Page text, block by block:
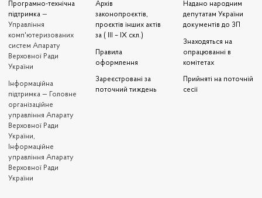
Програмно-технічна
підтримка —
Управління
комп'ютеризованих
систем Апарату
Верховної Ради
України
Iнформаційна
підтримка — Головне
організаційне
управління Апарату
Верховної Ради
України,
Інформаційне
управління Апарату
Верховної Ради
України
Архів
законопроєктів,
проєктів інших актів
за ( III – IX скл.)
Правила
оформлення
Зареєстровані за
поточний тиждень
Надано народним
депутатам України
документів до ЗП
Знаходяться на
опрацюванні в
комітетах
Прийняті на поточній
сесії